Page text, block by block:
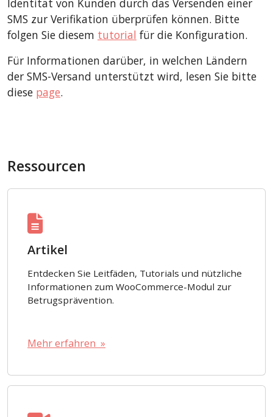
SMS zur Verifikation überprüfen können. Bitte
folgen Sie diesem tutorial für die Konfiguration.
Für Informationen darüber, in welchen Ländern
der SMS-Versand unterstützt wird, lesen Sie bitte
diese page.
Ressourcen
Artikel
Entdecken Sie Leitfäden, Tutorials und nützliche
Informationen zum WooCommerce-Modul zur
Betrugsprävention.
Mehr erfahren »